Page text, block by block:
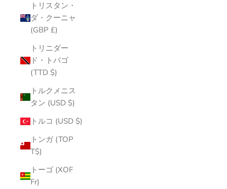
トリスタン・
ダ・クーニャ
(GBP £)
トリニダー
ド・トバゴ
(TTD $)
トルクメニス
タン (USD $)
トルコ (USD $)
トンガ (TOP
T$)
トーゴ (XOF
Fr)